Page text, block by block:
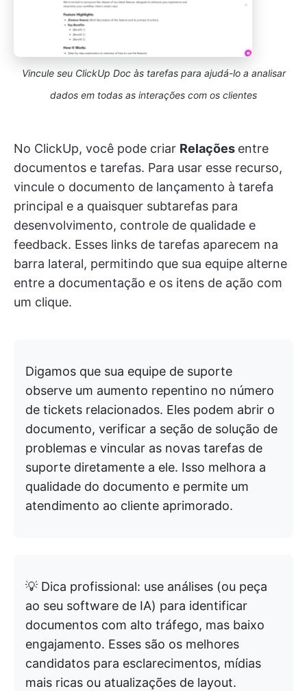
Vincule seu ClickUp Doc às tarefas para ajudá-lo a analisar
dados em todas as interações com os clientes
No ClickUp, você pode criar Relações entre
documentos e tarefas. Para usar esse recurso,
vincule o documento de lançamento à tarefa
principal e a quaisquer subtarefas para
desenvolvimento, controle de qualidade e
feedback. Esses links de tarefas aparecem na
barra lateral, permitindo que sua equipe alterne
entre a documentação e os itens de ação com
um clique.
Digamos que sua equipe de suporte
observe um aumento repentino no número
de tickets relacionados. Eles podem abrir o
documento, verificar a seção de solução de
problemas e vincular as novas tarefas de
suporte diretamente a ele. Isso melhora a
qualidade do documento e permite um
atendimento ao cliente aprimorado.
💡 Dica profissional: use análises (ou peça
ao seu software de IA) para identificar
documentos com alto tráfego, mas baixo
engajamento. Esses são os melhores
candidatos para esclarecimentos, mídias
mais ricas ou atualizações de layout.